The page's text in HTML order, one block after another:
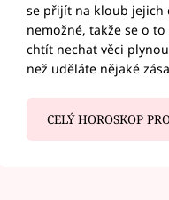
se přijít na kloub jejich
nemožné, takže se o
chtít nechat věci
než uděláte nějaké
CELÝ HOROSKOP